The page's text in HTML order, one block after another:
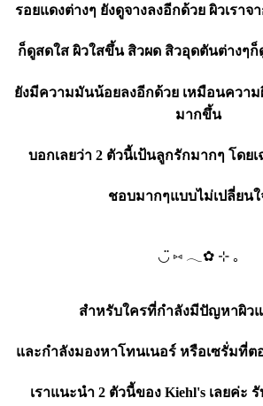
รอยแดงต่างๆ ยังดูจางลงอีกด้วย ผิวเรา
ก็ดูสดใส ผิวใสขึ้น สิวผด สิวอุดตันต่างๆก็
ยังมีความมันน้อยลงอีกด้วย เหมือนควา
มากขึ้น
บอกเลยว่า 2 ตัวนี้เป้นลูกรักมากๆ โดย
ชอบมากๆแบบไม่เปลี่ยนใ
◡̈ ⑅ 𓂃✿ ⊹ ｡
สำหรับใครที่กำลังมีปัญหาผิวแ
และกำลังมองหาโทนเนอร์ หรือเซรั่มที่
เราแนะนำ 2 ตัวนี้ของ Kiehl's เลยค่ะ